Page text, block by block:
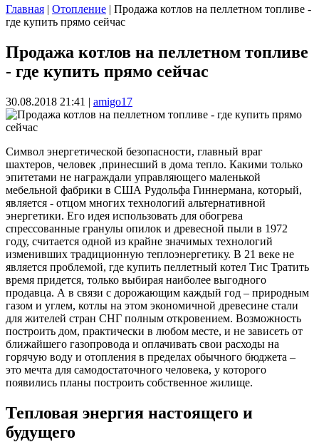
Вы здесь
Главная | Отопление | Продажа котлов на пеллетном топливе -
где купить прямо сейчас
Продажа котлов на пеллетном топливе
- где купить прямо сейчас
30.08.2018 21:41 | amigo17
Символ энергетической безопасности, главный враг
шахтеров, человек ,принесший в дома тепло. Какими только
эпитетами не награждали управляющего маленькой
мебельной фабрики в США Рудольфа Гиннермана, который,
является - отцом многих технологий альтернативной
энергетики. Его идея использовать для обогрева
спрессованные гранулы опилок и древесной пыли в 1972
году, считается одной из крайне значимых технологий
изменивших традиционную теплоэнергетику. В 21 веке не
является проблемой, где купить пеллетный котел Тис Тратить
время придется, только выбирая наиболее выгодного
продавца. А в связи с дорожающим каждый год – природным
газом и углем, котлы на этом экономичной древесине стали
для жителей стран СНГ полным откровением. Возможность
построить дом, практически в любом месте, и не зависеть от
ближайшего газопровода и оплачивать свои расходы на
горячую воду и отопления в пределах обычного бюджета –
это мечта для самодостаточного человека, у которого
появились планы построить собственное жилище.
Тепловая энергия настоящего и
будущего